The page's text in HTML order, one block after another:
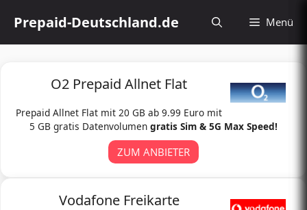
Inhalt
springen
Prepaid-Deutschland.de Menü
O2 Prepaid Allnet Flat
Prepaid Allnet Flat mit 20 GB ab 9.99 Euro mit
5 GB gratis Datenvolumen gratis Sim & 5G Max Speed!
ZUM ANBIETER
Vodafone Freikarte